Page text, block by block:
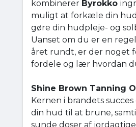
kombinerer Byrokko
muligt at forkæle din
gøre din hudpleje- og
Uanset om du er en
året rundt, er der noget
fordele og lær hvordan
Shine Brown Tanning
Kernen i brandets succes
din hud til at brune,
sunde doser af